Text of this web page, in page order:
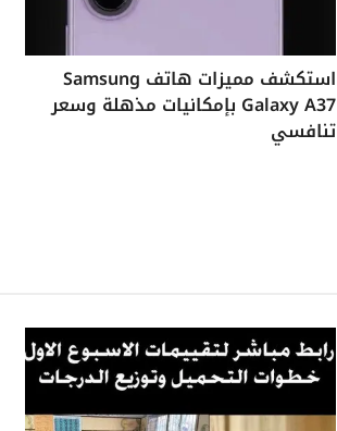
استكشف مميزات هاتف Samsung
Galaxy A37 بإمكانيات مذهلة وسعر
تنافسي